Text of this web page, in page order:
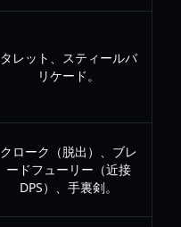
タレット、スティールバ
リケード。
クローク（脱出）、ブレ
ードフューリー（近接
DPS）、手裏剣。